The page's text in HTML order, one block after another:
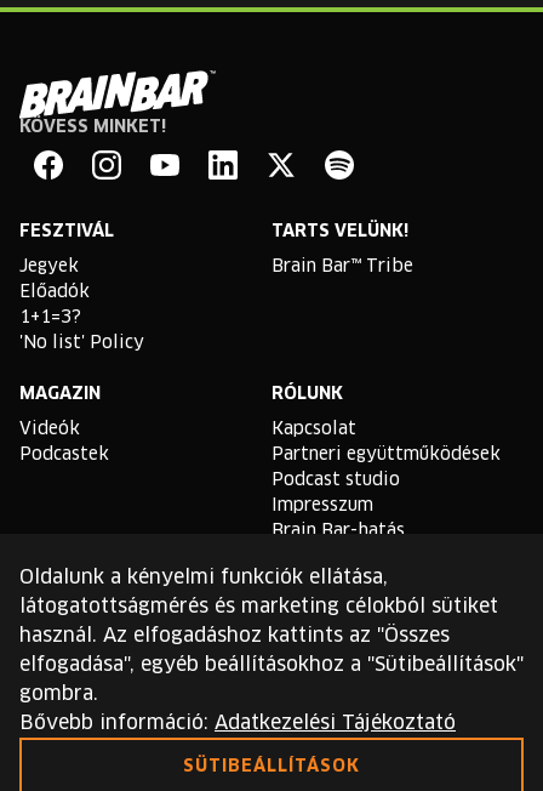
Brain
Bar
KÖVESS MINKET!
FESZTIVÁL
Jegyek
Előadók
1+1=3?
'No list' Policy
TARTS VELÜNK!
Brain Bar™ Tribe
MAGAZIN
Videók
Podcastek
RÓLUNK
Kapcsolat
Partneri együttműködések
Podcast studio
Impresszum
Brain Bar-hatás
TLDR
Általános Szerződési
Feltételek
Sütikezelési Szabályzat
Adatvédelmi Szabályzat
Ezt a webhelyet a reCAPTCHA védi, és a Google
Oldalunk a kényelmi funkciók ellátása,
látogatottságmérés és marketing célokból sütiket
használ. Az elfogadáshoz kattints az "Összes
elfogadása", egyéb beállításokhoz a "Sütibeállítások"
gombra.
Bővebb információ: Adatkezelési Tájékoztató
SÜTIBEÁLLÍTÁSOK